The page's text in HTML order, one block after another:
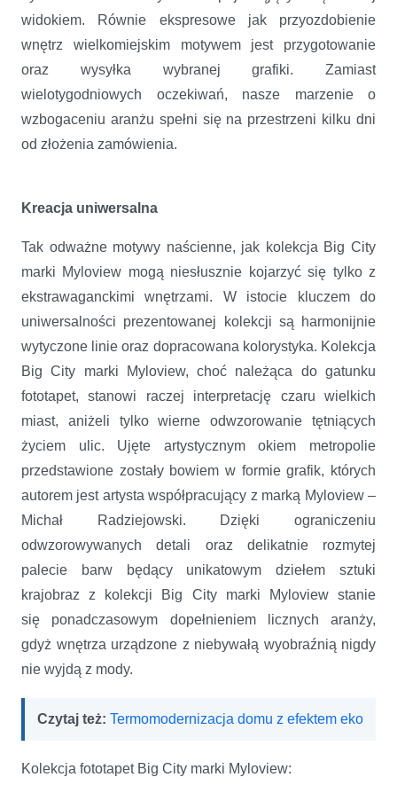
widokiem. Równie ekspresowe jak przyozdobienie
wnętrz wielkomiejskim motywem jest przygotowanie
oraz wysyłka wybranej grafiki. Zamiast
wielotygodniowych oczekiwań, nasze marzenie o
wzbogaceniu aranżu spełni się na przestrzeni kilku dni
od złożenia zamówienia.
Kreacja uniwersalna
Tak odważne motywy naścienne, jak kolekcja Big City
marki Myloview mogą niesłusznie kojarzyć się tylko z
ekstrawaganckimi wnętrzami. W istocie kluczem do
uniwersalności prezentowanej kolekcji są harmonijnie
wytyczone linie oraz dopracowana kolorystyka. Kolekcja
Big City marki Myloview, choć należąca do gatunku
fototapet, stanowi raczej interpretację czaru wielkich
miast, aniżeli tylko wierne odwzorowanie tętniących
życiem ulic. Ujęte artystycznym okiem metropolie
przedstawione zostały bowiem w formie grafik, których
autorem jest artysta współpracujący z marką Myloview –
Michał Radziejowski. Dzięki ograniczeniu
odwzorowywanych detali oraz delikatnie rozmytej
palecie barw będący unikatowym dziełem sztuki
krajobraz z kolekcji Big City marki Myloview stanie
się ponadczasowym dopełnieniem licznych aranży,
gdyż wnętrza urządzone z niebywałą wyobraźnią nigdy
nie wyjdą z mody.
Czytaj też: Termomodernizacja domu z efektem eko
Kolekcja fototapet Big City marki Myloview: